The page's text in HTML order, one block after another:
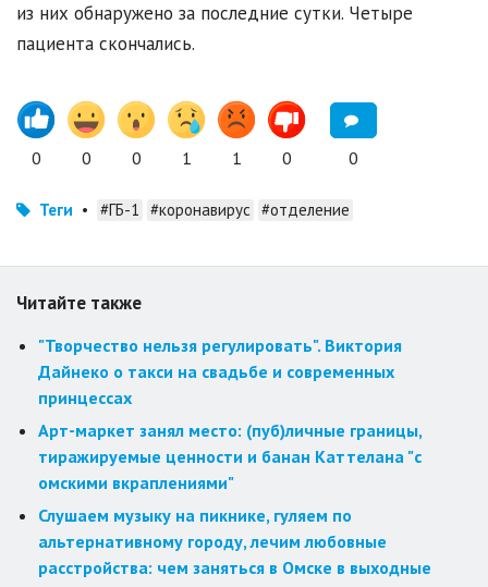
из них обнаружено за последние сутки. Четыре
пациента скончались.
0 0 0 1 1 0 0
Теги • #ГБ-1 #коронавирус #отделение
Читайте также
"Творчество нельзя регулировать". Виктория
Дайнеко о такси на свадьбе и современных
принцессах
Арт-маркет занял место: (пуб)личные границы,
тиражируемые ценности и банан Каттелана "с
омскими вкраплениями"
Слушаем музыку на пикнике, гуляем по
альтернативному городу, лечим любовные
расстройства: чем заняться в Омске в выходные